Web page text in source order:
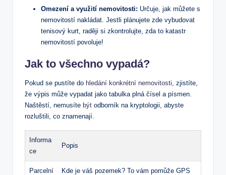
Omezení ⁢a využití nemovitosti: Určuje,‌ jak můžete s‌
nemovitostí nakládat.‌ Jestli plánujete zde vybudovat
tenisový ‌kurt, raději si zkontrolujte, zda to‍ katastr
nemovitostí povoluje!
Jak to všechno vypadá?
Pokud se pustíte do hledání konkrétní nemovitosti , zjistíte,
že výpis může vypadat ⁤jako tabulka plná‍ čísel a písmen.
Naštěstí, nemusíte být odborník na kryptologii, abyste‍
rozluštili, co⁤ znamenají.
Informa
ce
Popis
Parcelní
Kde je váš pozemek? To vám ⁢pomůže GPS